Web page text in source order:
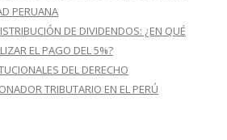
PERUANA
DE DIVIDENDOS: ¿EN QUÉ
EL PAGO DEL 5%?
DEL DERECHO
TRIBUTARIO EN EL PERÚ